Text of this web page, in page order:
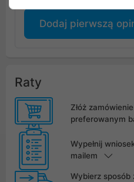
Dodaj pierwszą
Raty
Złóż
preferowanym
Wypełnij
mailem
Wybierz sposób